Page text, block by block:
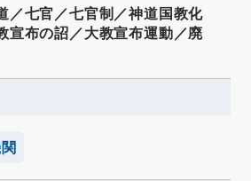
／七官／七官制／神道国教化
宣布の詔／大教宣布運動／廃